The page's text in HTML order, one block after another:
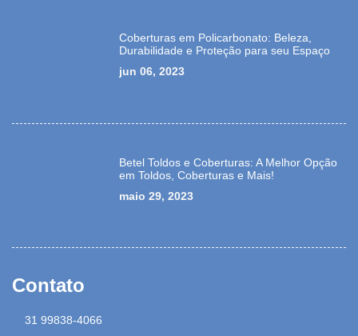
Coberturas em Policarbonato: Beleza,
Durabilidade e Proteção para seu Espaço
jun 06, 2023
Betel Toldos e Coberturas: A Melhor Opção
em Toldos, Coberturas e Mais!
maio 29, 2023
Contato
31 99838-4066